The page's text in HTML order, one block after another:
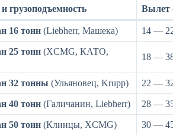
грузоподъемность Вылет
16 тонн (Liebherr, Машека) 14 —
25 тонн (XCMG, КАТО,
18 —
32 тонны (Ульяновец, Krupp) 22 —
40 тонн (Галичанин, Liebherr) 28 —
50 тонн (Клинцы, XCMG) 30 —